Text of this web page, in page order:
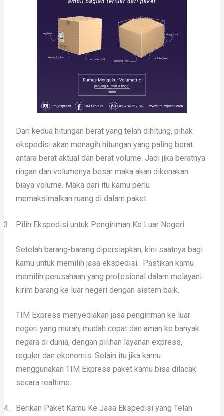
Dari kedua hitungan berat yang telah dihitung, pihak
ekspedisi akan menagih hitungan yang paling berat
antara berat aktual dan berat volume. Jadi jika beratnya
ringan dan volumenya besar maka akan dikenakan
biaya volume. Maka dari itu kamu perlu
memaksimalkan ruang di dalam paket.
3. Pilih Ekspedisi untuk Pengiriman Ke Luar Negeri
Setelah barang-barang dipersiapkan, kini saatnya bagi
kamu untuk memilih jasa ekspedisi. Pastikan kamu
memilih perusahaan yang profesional dalam melayani
kirim barang ke luar negeri dengan sistem baik.
TIM Express menyediakan jasa pengiriman ke luar
negeri yang murah, mudah cepat dan aman ke banyak
negara di dunia, dengan pilihan layanan express,
reguler dan ekonomis. Selain itu jika kamu
menggunakan TIM Express paket kamu bisa dilacak
secara realtime.
4.
Berikan Paket Kamu Ke Jasa Ekspedisi yang Telah